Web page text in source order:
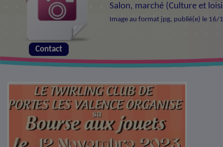
Salon, marché (Culture et
Image au format jpg, publié(e) le
Contact